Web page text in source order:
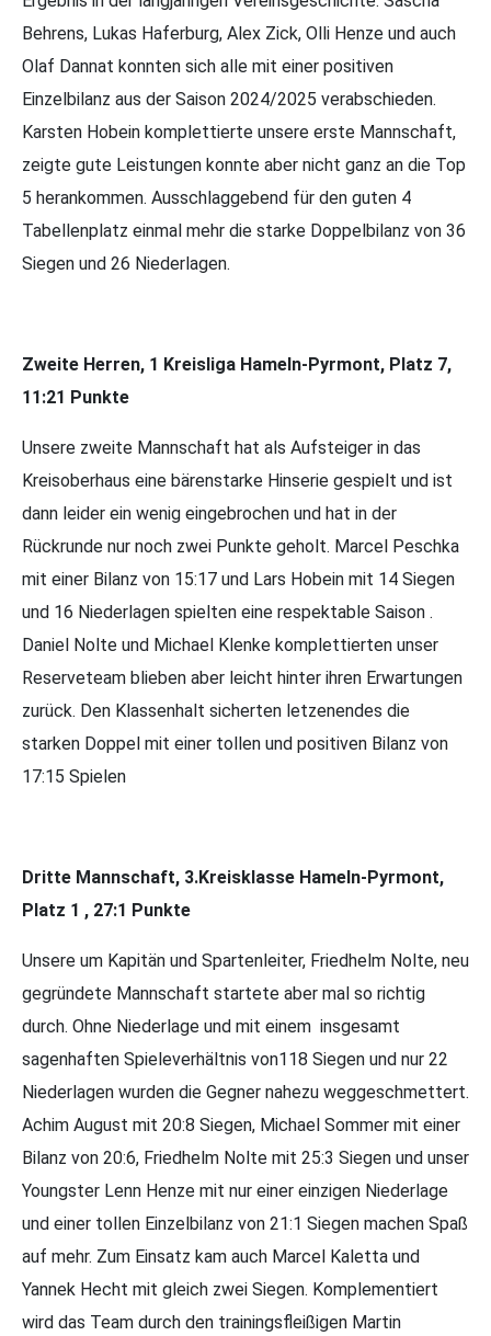
Behrens, Lukas Haferburg, Alex Zick, Olli Henze und auch
Olaf Dannat konnten sich alle mit einer positiven
Einzelbilanz aus der Saison 2024/2025 verabschieden.
Karsten Hobein komplettierte unsere erste Mannschaft,
zeigte gute Leistungen konnte aber nicht ganz an die Top
5 herankommen. Ausschlaggebend für den guten 4
Tabellenplatz einmal mehr die starke Doppelbilanz von 36
Siegen und 26 Niederlagen.
Zweite Herren, 1 Kreisliga Hameln-Pyrmont, Platz 7,
11:21 Punkte
Unsere zweite Mannschaft hat als Aufsteiger in das
Kreisoberhaus eine bärenstarke Hinserie gespielt und ist
dann leider ein wenig eingebrochen und hat in der
Rückrunde nur noch zwei Punkte geholt. Marcel Peschka
mit einer Bilanz von 15:17 und Lars Hobein mit 14 Siegen
und 16 Niederlagen spielten eine respektable Saison .
Daniel Nolte und Michael Klenke komplettierten unser
Reserveteam blieben aber leicht hinter ihren Erwartungen
zurück. Den Klassenhalt sicherten letzenendes die
starken Doppel mit einer tollen und positiven Bilanz von
17:15 Spielen
Dritte Mannschaft, 3.Kreisklasse Hameln-Pyrmont,
Platz 1 , 27:1 Punkte
Unsere um Kapitän und Spartenleiter, Friedhelm Nolte, neu
gegründete Mannschaft startete aber mal so richtig
durch. Ohne Niederlage und mit einem insgesamt
sagenhaften Spieleverhältnis von118 Siegen und nur 22
Niederlagen wurden die Gegner nahezu weggeschmettert.
Achim August mit 20:8 Siegen, Michael Sommer mit einer
Bilanz von 20:6, Friedhelm Nolte mit 25:3 Siegen und unser
Youngster Lenn Henze mit nur einer einzigen Niederlage
und einer tollen Einzelbilanz von 21:1 Siegen machen Spaß
auf mehr. Zum Einsatz kam auch Marcel Kaletta und
Yannek Hecht mit gleich zwei Siegen. Komplementiert
wird das Team durch den trainingsfleißigen Martin